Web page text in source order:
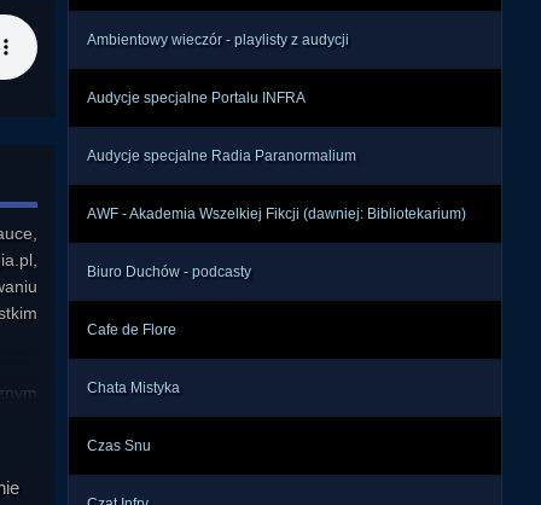
że
do
Ambientowy wieczór - playlisty z audycji
Audycje specjalne Portalu INFRA
Audycje specjalne Radia Paranormalium
AWF - Akademia Wszelkiej Fikcji (dawniej: Bibliotekarium)
Biuro Duchów - podcasty
Cafe de Flore
Chata Mistyka
Czas Snu